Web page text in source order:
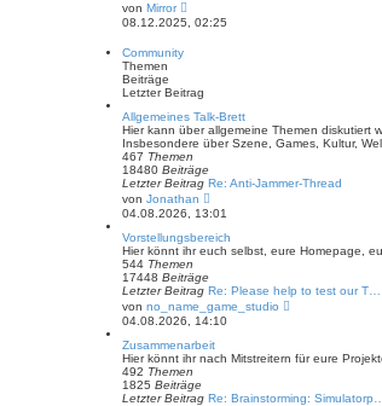
e
i
von Mirror
u
r
B
e
i
t
r
a
g
08.12.2025, 02:25
Community
Themen
Beiträge
Letzter Beitrag
Allgemeines Talk-Brett
Hier kann über allgemeine Themen diskutiert
Insbesondere über Szene, Games, Kultur,
467 Themen
18480 Beiträge
Letzter Beitrag Re: Anti-Jammer-Thread
von Jonathan
e
u
e
s
r
e
i
t
r
04.08.2026, 13:01
Vorstellungsbereich
Hier könnt ihr euch selbst, eure Homepage,
544 Themen
17448 Beiträge
Letzter Beitrag Re: Please help to test our T…
von no_name_game_studio
s
r
04.08.2026, 14:10
Zusammenarbeit
Hier könnt ihr nach Mitstreitern für eure
492 Themen
1825 Beiträge
Letzter Beitrag Re: Brainstorming: Simulatorp…